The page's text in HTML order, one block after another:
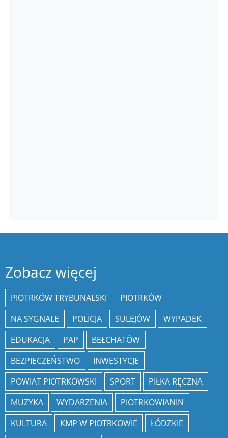
Zobacz więcej
PIOTRKÓW TRYBUNALSKI
PIOTRKÓW
NA SYGNALE
POLICJA SULEJÓW
WYPADEK
EDUKACJA
PAP
BEŁCHATÓW
BEZPIECZEŃSTWO
INWESTYCJE
POWIAT PIOTRKOWSKI
SPORT
PIŁKA RĘCZNA
MUZYKA
WYDARZENIA
PIOTRKOWIANIN
KULTURA
KMP W PIOTRKOWIE
ŁÓDZKIE